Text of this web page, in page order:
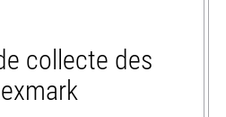
collecte des